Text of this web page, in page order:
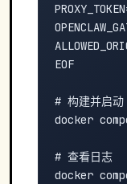
EOF
# 构建并启动
docker
# 查看日志